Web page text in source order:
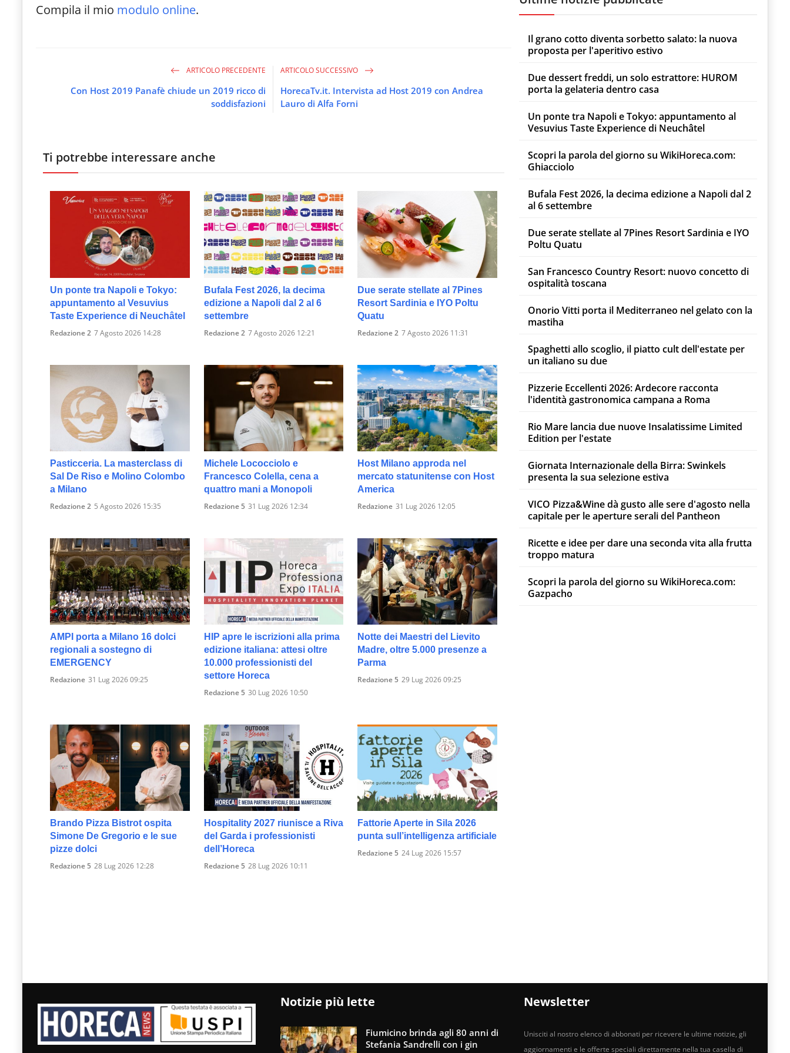
Compila il mio modulo online.
ARTICOLO PRECEDENTE
Con Host 2019 Panafè chiude un 2019 ricco di
soddisfazioni
ARTICOLO SUCCESSIVO
HorecaTv.it. Intervista ad Host 2019 con Andrea
Lauro di Alfa Forni
Ti potrebbe interessare anche
Un ponte tra Napoli e Tokyo:
appuntamento al Vesuvius
Taste Experience di Neuchâtel
Redazione 2 7 Agosto 2026 14:28
Bufala Fest 2026, la decima
edizione a Napoli dal 2 al 6
settembre
Redazione 2 7 Agosto 2026 12:21
Due serate stellate al 7Pines
Resort Sardinia e IYO Poltu
Quatu
Redazione 2 7 Agosto 2026 11:31
Pasticceria. La masterclass di
Sal De Riso e Molino Colombo
a Milano
Redazione 2 5 Agosto 2026 15:35
Michele Lococciolo e
Francesco Colella, cena a
quattro mani a Monopoli
Redazione 5 31 Lug 2026 12:34
Host Milano approda nel
mercato statunitense con Host
America
Redazione 31 Lug 2026 12:05
AMPI porta a Milano 16 dolci
regionali a sostegno di
EMERGENCY
Redazione 31 Lug 2026 09:25
HIP apre le iscrizioni alla prima
edizione italiana: attesi oltre
10.000 professionisti del
settore Horeca
Redazione 5 30 Lug 2026 10:50
Notte dei Maestri del Lievito
Madre, oltre 5.000 presenze a
Parma
Redazione 5 29 Lug 2026 09:25
Brando Pizza Bistrot ospita
Simone De Gregorio e le sue
pizze dolci
Redazione 5 28 Lug 2026 12:28
Hospitality 2027 riunisce a Riva
del Garda i professionisti
dell’Horeca
Redazione 5 28 Lug 2026 10:11
Fattorie Aperte in Sila 2026
punta sull’intelligenza artificiale
Redazione 5 24 Lug 2026 15:57
Il grano cotto diventa sorbetto salato: la nuova
proposta per l'aperitivo estivo
Due dessert freddi, un solo estrattore: HUROM
porta la gelateria dentro casa
Un ponte tra Napoli e Tokyo: appuntamento al
Vesuvius Taste Experience di Neuchâtel
Scopri la parola del giorno su WikiHoreca.com:
Ghiacciolo
Bufala Fest 2026, la decima edizione a Napoli dal 2
al 6 settembre
Due serate stellate al 7Pines Resort Sardinia e IYO
Poltu Quatu
San Francesco Country Resort: nuovo concetto di
ospitalità toscana
Onorio Vitti porta il Mediterraneo nel gelato con la
mastiha
Spaghetti allo scoglio, il piatto cult dell'estate per
un italiano su due
Pizzerie Eccellenti 2026: Ardecore racconta
l'identità gastronomica campana a Roma
Rio Mare lancia due nuove Insalatissime Limited
Edition per l'estate
Giornata Internazionale della Birra: Swinkels
presenta la sua selezione estiva
VICO Pizza&Wine dà gusto alle sere d'agosto nella
capitale per le aperture serali del Pantheon
Ricette e idee per dare una seconda vita alla frutta
troppo matura
Scopri la parola del giorno su WikiHoreca.com:
Gazpacho
Notizie più lette
Fiumicino brinda agli 80 anni di
Stefania Sandrelli con i gin
Newsletter
Unisciti al nostro elenco di abbonati per ricevere le ultime notizie, gli
aggiornamenti e le offerte speciali direttamente nella tua casella di